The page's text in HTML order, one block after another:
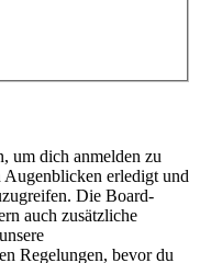
um dich anmelden zu
erledigt und
Die Board-
auch zusätzliche
Regelungen, bevor du